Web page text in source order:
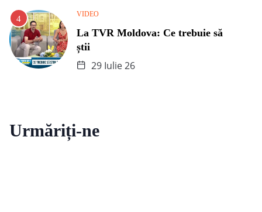
VIDEO
La TVR Moldova: Ce trebuie să
știi
29 Iulie 26
Urmăriți-ne